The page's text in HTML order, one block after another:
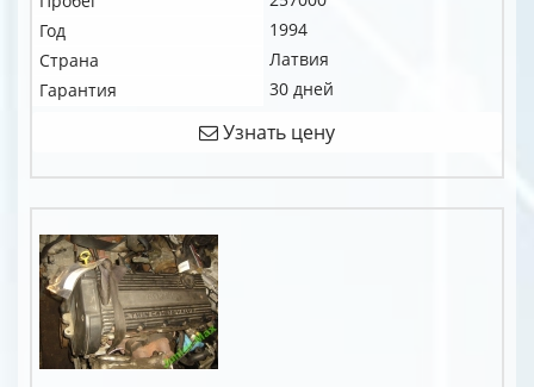
Год
1994
Страна
Латвия
Гарантия
30 дней
Узнать цену